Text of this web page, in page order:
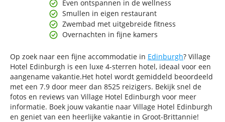
Even ontspannen in de wellness
Smullen in eigen restaurant
Zwembad met uitgebreide fitness
Overnachten in fijne kamers
Op zoek naar een fijne accommodatie in Edinburgh? Village
Hotel Edinburgh is een luxe 4-sterren hotel, ideaal voor een
aangename vakantie.Het hotel wordt gemiddeld beoordeeld
met een 7.9 door meer dan 8525 reizigers. Bekijk snel de
fotos en reviews van Village Hotel Edinburgh voor meer
informatie. Boek jouw vakantie naar Village Hotel Edinburgh
en geniet van een heerlijke vakantie in Groot-Brittannie!